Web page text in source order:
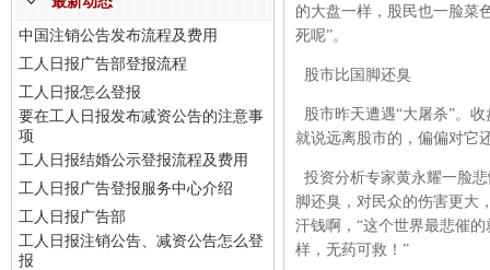
中国注销公告发布流程及费用
工人日报广告部登报流程
工人日报怎么登报
要在工人日报发布减资公告的注意事
项
工人日报结婚公示登报流程及费用
工人日报广告登报服务中心介绍
工人日报广告部
工人日报注销公告、减资公告怎么登
报
的大盘一样，股民也一脸菜
死呢”。
股市比国脚还臭
股市昨天遭遇“大屠杀”。
就说远离股市的，偏偏对它
投资分析专家黄永耀一脸
脚还臭，对民众的伤害更大
汗钱啊，“这个世界最悲催
样，无药可救！”